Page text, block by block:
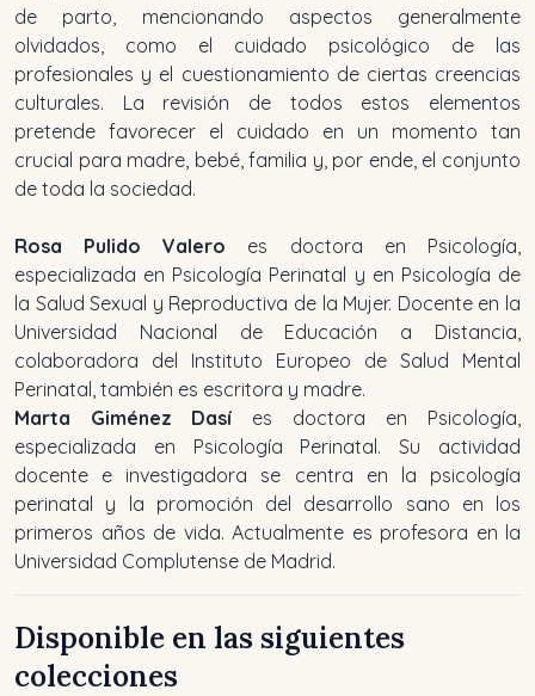
de parto, mencionando aspectos generalmente
olvidados, como el cuidado psicológico de las
profesionales y el cuestionamiento de ciertas creencias
culturales. La revisión de todos estos elementos
pretende favorecer el cuidado en un momento tan
crucial para madre, bebé, familia y, por ende, el conjunto
de toda la sociedad.
Rosa Pulido Valero es doctora en Psicología,
especializada en Psicología Perinatal y en Psicología de
la Salud Sexual y Reproductiva de la Mujer. Docente en la
Universidad Nacional de Educación a Distancia,
colaboradora del Instituto Europeo de Salud Mental
Perinatal, también es escritora y madre.
Marta Giménez Dasíes doctora en Psicología,
especializada en Psicología Perinatal. Su actividad
docente e investigadora se centra en la psicología
perinatal y la promoción del desarrollo sano en los
primeros años de vida. Actualmente es profesora en la
Universidad Complutense de Madrid.
Disponible en las siguientes
colecciones